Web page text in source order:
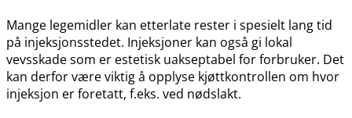
Mange legemidler kan etterlate rester i spesielt lang tid
på injeksjonsstedet. Injeksjoner kan også gi lokal
vevsskade som er estetisk uakseptabel for forbruker. Det
kan derfor være viktig å opplyse kjøttkontrollen om hvor
injeksjon er foretatt, f.eks. ved nødslakt.